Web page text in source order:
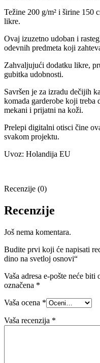
Težine 200 g/m² i širine 150
likre.
Ovaj izuzetno udoban i
odevnih predmeta koji
Zahvaljujući dodatku likre,
gubitka udobnosti.
Savršen je za izradu dečijih
komada garderobe koji treba
mekani i prijatni na koži.
Prelepi digitalni otisci čine
svakom projektu.
Uvoz: Holandija EU
Recenzije (0)
Recenzije
Još nema komentara.
Budite prvi koji će napisati
dino na svetloj osnovi“
Vaša adresa e-pošte neće biti
označena *
Vaša ocena *
Vaša recenzija *